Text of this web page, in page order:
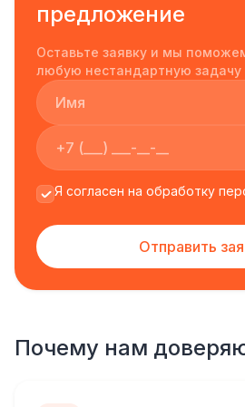
предложение
Оставьте заявку и мы
любую нестандартную задачу
Я согласен на обработку
Отправить
Почему нам